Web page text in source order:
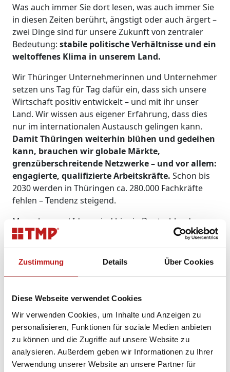
Zustimmung Details Über Cookies
Diese Webseite verwendet Cookies
Wir verwenden Cookies, um Inhalte und Anzeigen zu
personalisieren, Funktionen für soziale Medien anbieten
zu können und die Zugriffe auf unsere Website zu
analysieren. Außerdem geben wir Informationen zu Ihrer
Verwendung unserer Website an unsere Partner für
Was auch immer Sie dort lesen, was auch immer Sie
in diesen Zeiten berührt, ängstigt oder auch ärgert –
zwei Dinge sind für unsere Zukunft von zentraler
Bedeutung: stabile politische Verhältnisse und ein
weltoffenes Klima in unserem Land.
Wir Thüringer Unternehmerinnen und Unternehmer
setzen uns Tag für Tag dafür ein, dass sich unsere
Wirtschaft positiv entwickelt – und mit ihr unser
Land. Wir wissen aus eigener Erfahrung, dass dies
nur im internationalen Austausch gelingen kann.
Damit Thüringen weiterhin blühen und gedeihen
kann, brauchen wir globale Märkte,
grenzüberschreitende Netzwerke – und vor allem:
engagierte, qualifizierte Arbeitskräfte. Schon bis
2030 werden in Thüringen ca. 280.000 Fachkräfte
fehlen – Tendenz steigend.
Menschen und Ideen sind hier in Deutschland
unsere wichtigsten Ressourcen. Wenn wir uns
abschotten, werden uns diese früher oder später
fehlen – und damit wesentliche Voraussetzungen,
um auf Dauer erfolgreich zu sein. Zugegeben:
durch die Globalisierung. Da erscheinen einfache
keine Insel, sondern die Mitte Europas.
Schlechtreden und Scheuklappen-Denken stehen
unserem Land, in dem einst Goethe und Schiller,
Bach und Luther wirkten, schlecht zu Gesicht.